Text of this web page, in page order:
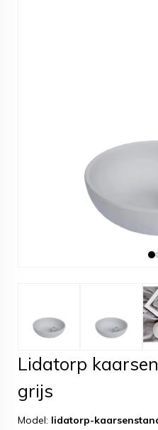
Lidatorp
grijs
Model: lidatorp-